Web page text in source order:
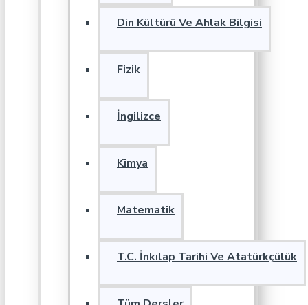
Din Kültürü Ve Ahlak Bilgisi
Fizik
İngilizce
Kimya
Matematik
T.C. İnkılap Tarihi Ve Atatürkçülük